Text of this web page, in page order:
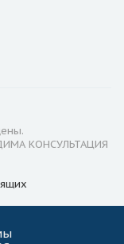
КОНСУЛЬТАЦИЯ